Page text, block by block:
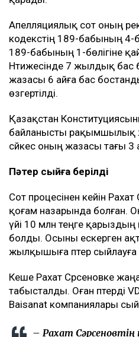
Апелляциялық сот оның
кодекстің 189-бабының 4-
189-бабының 1-бөлігіне
Нәтижесінде 7 жылдық
жазасы 6 айға бас
өзгертілді.
Қазақстан
байланысты рақымшылық
сәйкес оның жазасы тағы
Пәтер сыйға берілді
Сот процесінен кейін
қоғам назарында болған.
үйі 10 млн теңге қарыздың
болды. Осыны ескерген
жылқышыға пәтер
Кеше Рахат Сәрсеновке
табысталды. Оған пәтерді
Baisanat компаниялары
– Рахат